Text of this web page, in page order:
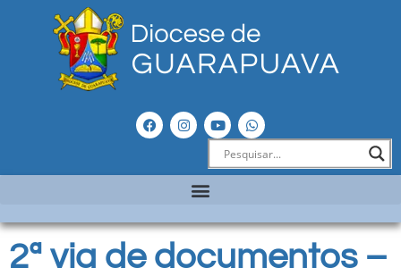
2ª via de documentos –